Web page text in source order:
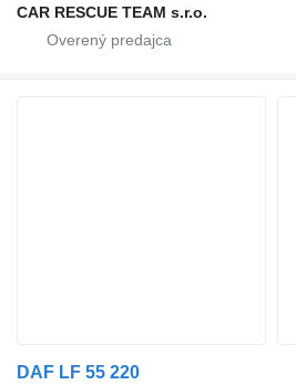
CAR RESCUE TEAM s.r.o.
DAF LF 55 220